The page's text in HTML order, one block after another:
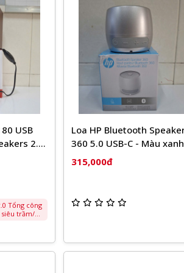
USB
2.0
Loa HP Bluetooth
360 5.0 USB-C - Màu xanh
dương đậm và màu bạc
315,000đ